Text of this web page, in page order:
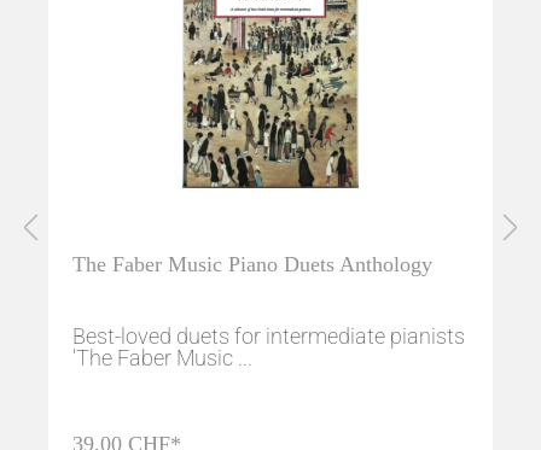
The Faber Music Piano Duets Anthology
Best-loved duets for intermediate pianists
'The Faber Music ...
39,00 CHF*